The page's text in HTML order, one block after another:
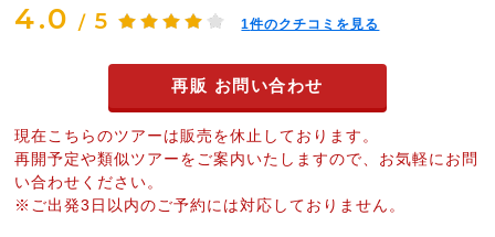
4.0 / 5 1件のクチコミを見る
再販 お問い合わせ
現在こちらのツアーは販売を休止しております。
再開予定や類似ツアーをご案内いたしますので、お気軽にお問
い合わせください。
※ご出発3日以内のご予約には対応しておりません。